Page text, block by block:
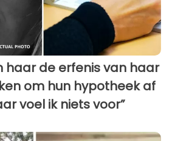
haar de erfenis van haar
om hun hypotheek af
voel ik niets voor”